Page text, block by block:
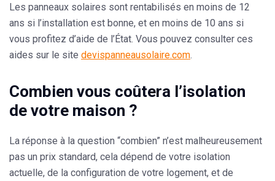
Les panneaux solaires sont rentabilisés en moins de 12
ans si l’installation est bonne, et en moins de 10 ans si
vous profitez d’aide de l’État. Vous pouvez consulter ces
aides sur le site devispanneausolaire.com.
Combien vous coûtera l’isolation
de votre maison ?
La réponse à la question “combien” n’est malheureusement
pas un prix standard, cela dépend de votre isolation
actuelle, de la configuration de votre logement, et de